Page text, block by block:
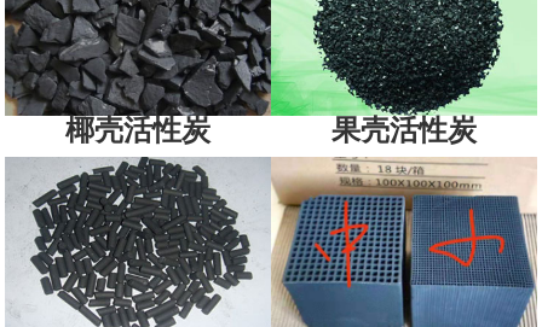
椰壳活性炭 果壳活性炭